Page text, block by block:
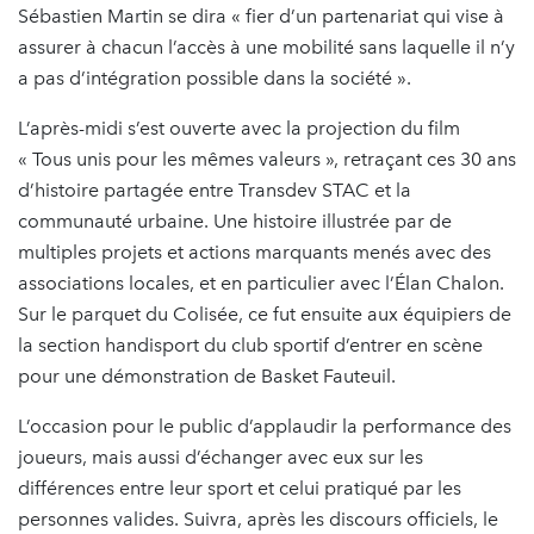
Sébastien Martin se dira « fier d’un partenariat qui vise à
assurer à chacun l’accès à une mobilité sans laquelle il n’y
a pas d’intégration possible dans la société ».
L’après-midi s’est ouverte avec la projection du film
« Tous unis pour les mêmes valeurs », retraçant ces 30 ans
d’histoire partagée entre Transdev STAC et la
communauté urbaine. Une histoire illustrée par de
multiples projets et actions marquants menés avec des
associations locales, et en particulier avec l’Élan Chalon.
Sur le parquet du Colisée, ce fut ensuite aux équipiers de
la section handisport du club sportif d’entrer en scène
pour une démonstration de Basket Fauteuil.
L’occasion pour le public d’applaudir la performance des
joueurs, mais aussi d’échanger avec eux sur les
différences entre leur sport et celui pratiqué par les
personnes valides. Suivra, après les discours officiels, le